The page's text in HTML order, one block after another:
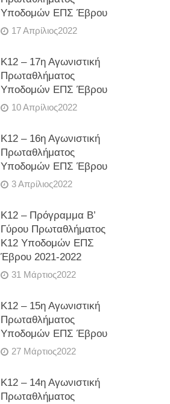
Υποδομών ΕΠΣ Έβρου
17 Απρίλιος2022
Κ12 – 17η Αγωνιστική
Πρωταθλήματος
Υποδομών ΕΠΣ Έβρου
10 Απρίλιος2022
Κ12 – 16η Αγωνιστική
Πρωταθλήματος
Υποδομών ΕΠΣ Έβρου
3 Απρίλιος2022
Κ12 – Πρόγραμμα Β’
Γύρου Πρωταθλήματος
Κ12 Υποδομών ΕΠΣ
Έβρου 2021-2022
31 Μάρτιος2022
Κ12 – 15η Αγωνιστική
Πρωταθλήματος
Υποδομών ΕΠΣ Έβρου
27 Μάρτιος2022
Κ12 – 14η Αγωνιστική
Πρωταθλήματος